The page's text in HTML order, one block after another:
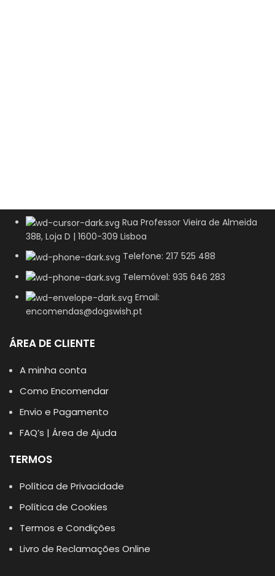
Rua Professor Vieira de Almeida
38B, Loja D | 1600-309 Lisboa
Telefone: 217 525 488
Telemóvel: 935 646 283
Email:
encomendas@dogswish.pt
ÁREA DE CLIENTE
A minha conta
Como Encomendar
Envio e Pagamento
FAQ’s | Área de Ajuda
TERMOS
Política de Privacidade
Política de Cookies
Termos e Condições
Livro de Reclamações Online